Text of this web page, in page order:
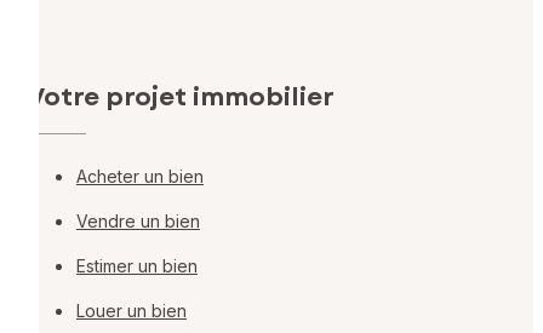
Votre projet immobilier
Acheter un bien
Vendre un bien
Estimer un bien
Louer un bien